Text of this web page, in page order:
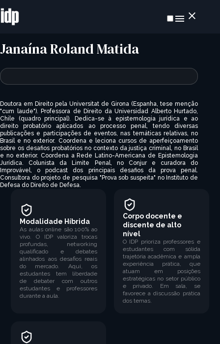
Janaína Roland Matida
Doutora em Direito pela Universitat de Girona (Espanha, tese menção
"cum laude"). Professora de Direito da Universidad Alberto Hurtado,
Chile (quadro principal). Dedica-se à epistemologia jurídica e ao
direito probatório aplicados ao processo penal, tendo diversas
publicações e participações de eventos, nas temáticas relativas, no
Brasil e no exterior. Coordena e leciona cursos de aperfeiçoamento
sobre os desafios probatórios no contexto da justiça criminal, no Brasil
e no exterior. Coordena a Rede Latino-Americana de Epistemologia
Jurídica. Colunista da Limite Penal, no Conjur e curadora do
Improvável, o podcast dos principais desafios da prova penal.
Consultora do projeto de pesquisa "Prova sob suspeita" no Instituto de
Defesa do Direito de Defesa.
Modalidade Híbrida
As aulas online são 100% ao
vivo. O IDP valoriza trocas
profundas, networking
qualificado e debates
alinhados aos desafios reais
do mercado. Aqui, os
estudantes tem liberdade
de debater com outros
estudantes e professores
durante a aula.
Corpo docente e
discente de alto
nível
O IDP prioriza professores e
estudantes com sólida
trajetória acadêmica e ampla
experiência prática, que
atuam em posições
estratégicas no setor público
e privado. Em sala, se
favorece a discussão prática
dos temas.